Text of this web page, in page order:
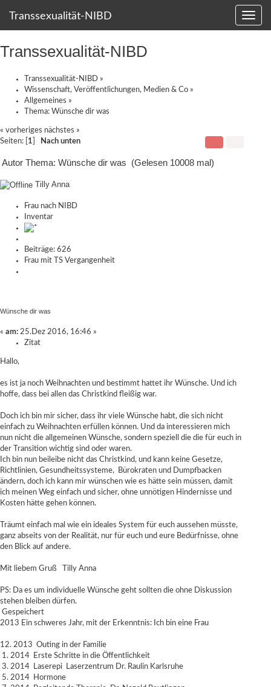
Transsexualität-NIBD
Transsexualität-NIBD
Transsexualität-NIBD »
Wissenschaft, Veröffentlichungen, Medien & Co »
Allgemeines »
Thema: Wünsche dir was
« vorheriges nächstes »
Seiten: [ 1 Nach unten
Autor Thema: Wünsche dir was (Gelesen 10008 mal)
Tilly Anna
Frau nach NIBD
Inventar
Beiträge: 626
Frau mit TS Vergangenheit
Wünsche dir was
« am: 25.Dez 2016, 16:46 »
Zitat
Hallo,
es ist ja noch Weihnachten und bestimmt hattet ihr Wünsche. Und ich
hoffe, dass bei allen das Christkind fleißig war.
Doch ich bin mir sicher, dass ihr viele Wünsche habt, die sich nicht
einfach zu Weihnachten erfüllen können. Und da interessieren mich
nun nicht die allgemeinen Wünsche, sondern speziell die die für euch in
der Transition wichtig sind oder waren.
Ich bin nun beileibe nicht das Christkind, und kann keine Gesetze,
Richtlinien, Gesundheitssysteme, Bürokraten und Dumpfbacken
ändern, doch ich kann mir wünschen wie es hätte sein müssen, damit
ich meinen Weg einfach und sicher, ohne unnötigen Hindernisse und
Kosten hätte gehen können.
Träumt einfach mal wie ein ideales System für euch aussehen müsste,
ganz abseits von der Realität, nur für euch und eure Bedürfnisse, ohne
den Blick auf andere.
Mit liebem Gruß Tilly Anna
PS: Da es um individuelle Wünsche geht sollten die ohne Diskussion
stehen bleiben dürfen.
Gespeichert
2013 Ein schweres Jahr, mit der Erkenntnis: Ich bin eine Frau
12. 2013 Outing in der Familie
1. 2014 Erste Schritte in die Öffentlichkeit
3. 2014 Laserepi Laserzentrum Dr. Raulin Karlsruhe
5. 2014 Hormone